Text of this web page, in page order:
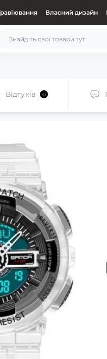
Власний дизайн
Відгуків 0